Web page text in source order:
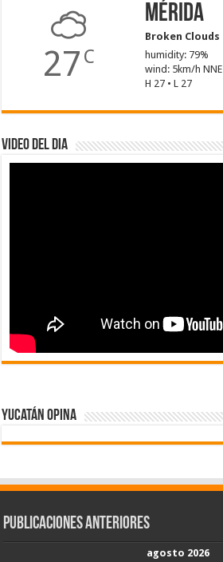
27 C
Mérida
Broken Clouds
humidity: 79%
wind: 5km/h NNE
H 27 • L 27
Video del dia
Yucatán Opina
Publicaciones Anteriores
agosto 2026